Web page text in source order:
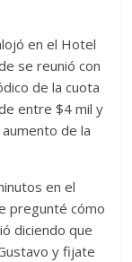
en el Hotel
se reunió con
de la cuota
entre $4 mil y
de la
en el
pregunté cómo
diciendo que
y fijate